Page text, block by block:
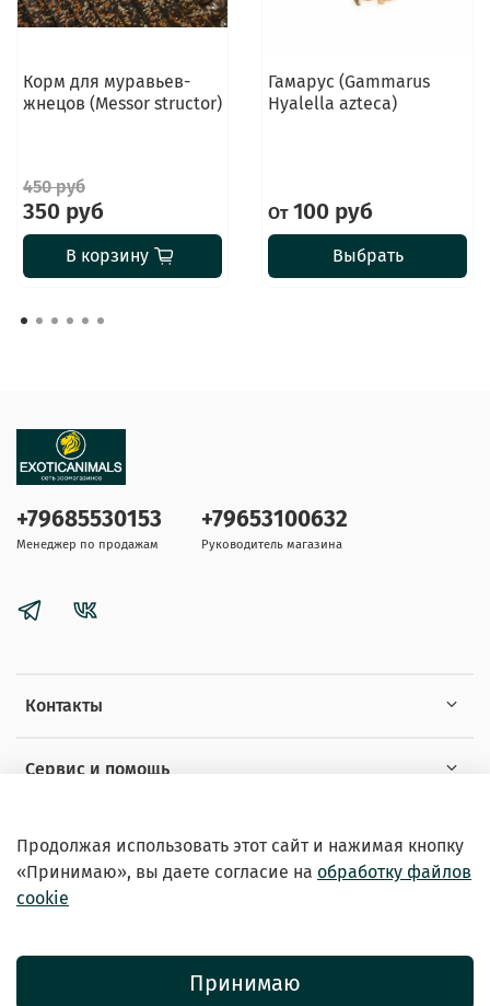
Корм для муравьев-
жнецов (Messor structor)
450 руб
350 руб
В корзину
Гамарус (Gammarus
Hyalella azteca)
От100 руб
Выбрать
Контакты
Сервис и помощь
+79685530153
Менеджер по продажам
+79653100632
Руководитель магазина
© 2026 Зоомагазин «EXOTICANIMALS»
Продолжая использовать этот сайт и нажимая кнопку
«Принимаю», вы даете согласие на обработку файлов
cookie
Принимаю